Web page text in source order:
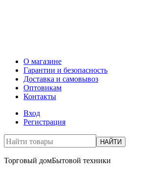
О магазине
Гарантии и безопасность
Доставка и самовывоз
Оптовикам
Контакты
Вход
Регистрация
НАЙТИ
Торговый домБытовой техники